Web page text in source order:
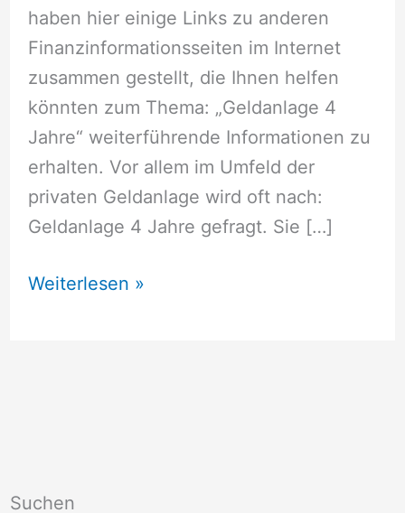
Suchen
haben hier einige Links zu anderen
Finanzinformationsseiten im Internet
zusammen gestellt, die Ihnen helfen
könnten zum Thema: „Geldanlage 4
Jahre“ weiterführende Informationen zu
erhalten. Vor allem im Umfeld der
privaten Geldanlage wird oft nach:
Geldanlage 4 Jahre gefragt. Sie […]
Geldanlage
Weiterlesen »